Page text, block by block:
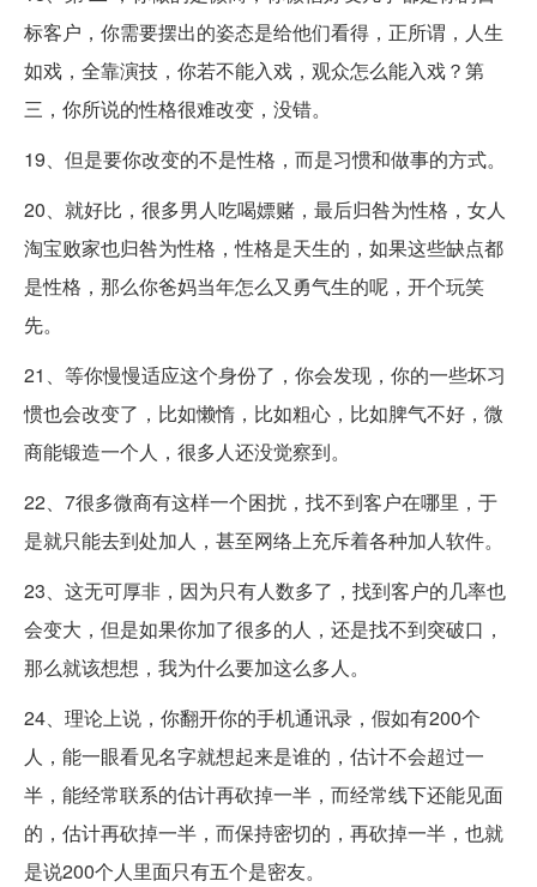
标客户，你需要摆出的姿态是给他们看得，正所谓，人生
如戏，全靠演技，你若不能入戏，观众怎么能入戏？第
三，你所说的性格很难改变，没错。
19、但是要你改变的不是性格，而是习惯和做事的方式。
20、就好比，很多男人吃喝嫖赌，最后归咎为性格，女人
淘宝败家也归咎为性格，性格是天生的，如果这些缺点都
是性格，那么你爸妈当年怎么又勇气生的呢，开个玩笑
先。
21、等你慢慢适应这个身份了，你会发现，你的一些坏习
惯也会改变了，比如懒惰，比如粗心，比如脾气不好，微
商能锻造一个人，很多人还没觉察到。
22、7很多微商有这样一个困扰，找不到客户在哪里，于
是就只能去到处加人，甚至网络上充斥着各种加人软件。
23、这无可厚非，因为只有人数多了，找到客户的几率也
会变大，但是如果你加了很多的人，还是找不到突破口，
那么就该想想，我为什么要加这么多人。
24、理论上说，你翻开你的手机通讯录，假如有200个
人，能一眼看见名字就想起来是谁的，估计不会超过一
半，能经常联系的估计再砍掉一半，而经常线下还能见面
的，估计再砍掉一半，而保持密切的，再砍掉一半，也就
是说200个人里面只有五个是密友。